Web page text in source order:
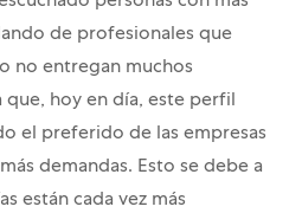
de profesionales que
no entregan muchos
que, hoy en día, este perfil
el preferido de las empresas
demandas. Esto se debe a
están cada vez más